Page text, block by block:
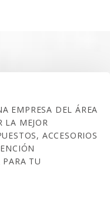
EMPRESA DEL ÁREA
LA MEJOR
ACCESORIOS
TU